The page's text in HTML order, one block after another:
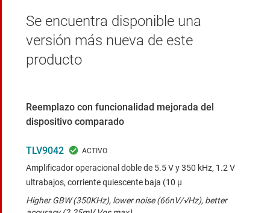
Se encuentra disponible una
versión más nueva de este
producto
Reemplazo con funcionalidad mejorada del
dispositivo comparado
TLV9042
Amplificador operacional doble de 5.5 V y 350 kHz, 1.2 V
ultrabajos, corriente quiescente baja (10 μ
Higher GBW (350KHz), lower noise (66nV/√Hz), better